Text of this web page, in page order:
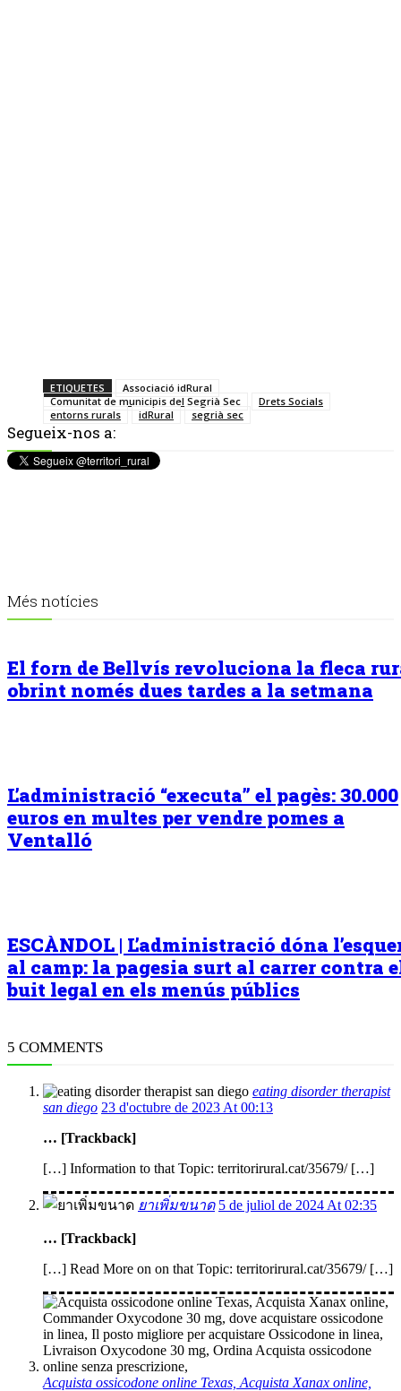
ETIQUETES
Associació idRural
Comunitat de municipis del Segrià Sec
Drets Socials
entorns rurals
idRural segrià sec
Segueix-nos a:
Més notícies
El forn de Bellvís revoluciona la fleca
obrint només dues tardes a la setmana
L’administració “executa” el pagès: 30.000
euros en multes per vendre pomes a
Ventalló
ESCÀNDOL | L’administració dóna
al camp: la pagesia surt al carrer contra
buit legal en els menús públics
5 COMMENTS
eating disorder therapist
san diego 23 d'octubre de 2023 At 00:13
… [Trackback]
[…] Information to that Topic: territorirural.cat/35679/ […]
ยาเพิ่มขนาด 5 de juliol de 2024 At 02:35
… [Trackback]
[…] Read More on on that Topic: territorirural.cat/35679/ […]
Acquista ossicodone online Texas, Acquista Xanax online,